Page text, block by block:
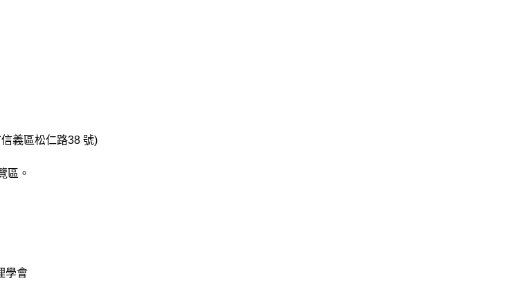
義區松仁路38 號)
區。
學會